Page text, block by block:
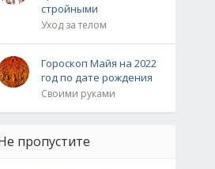
стройными
Уход за телом
Гороскоп Майя на 2022
год по дате рождения
Своими руками
пропустите